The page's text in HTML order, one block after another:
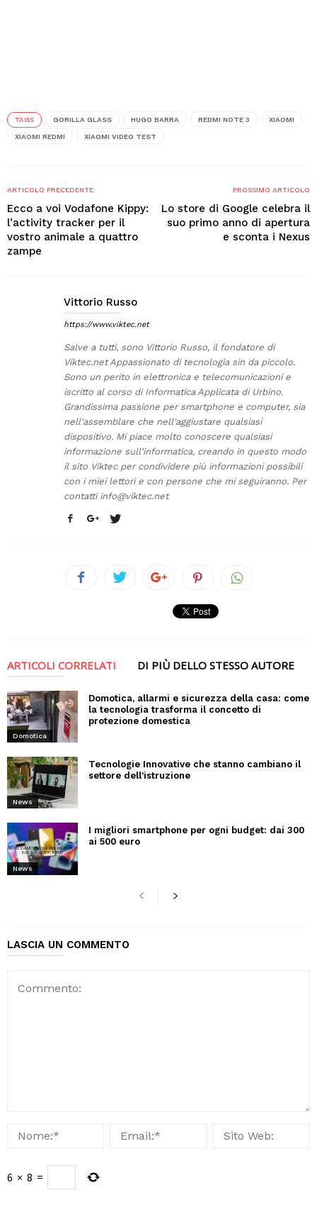
TAGS GORILLA GLASS HUGO BARRA REDMI NOTE 3 XIAOMI
XIAOMI REDMI XIAOMI VIDEO TEST
ARTICOLO PRECEDENTE
Ecco a voi Vodafone Kippy:
l’activity tracker per il
vostro animale a quattro
zampe
PROSSIMO ARTICOLO
Lo store di Google celebra il
suo primo anno di apertura
e sconta i Nexus
Vittorio Russo
https://www.viktec.net
Salve a tutti, sono Vittorio Russo, il fondatore di
Viktec.net Appassionato di tecnologia sin da piccolo.
Sono un perito in elettronica e telecomunicazioni e
iscritto al corso di Informatica Applicata di Urbino.
Grandissima passione per smartphone e computer, sia
nell'assemblare che nell'aggiustare qualsiasi
dispositivo. Mi piace molto conoscere qualsiasi
informazione sull'informatica, creando in questo modo
il sito Viktec per condividere più informazioni possibili
con i miei lettori e con persone che mi seguiranno. Per
contatti info@viktec.net
ARTICOLI CORRELATI DI PIÙ DELLO STESSO AUTORE
Domotica
Domotica, allarmi e sicurezza della casa: come
la tecnologia trasforma il concetto di
protezione domestica
News
Tecnologie Innovative che stanno cambiano il
settore dell’istruzione
News
I migliori smartphone per ogni budget: dai 300
ai 500 euro
LASCIA UN COMMENTO
6 × 8 =